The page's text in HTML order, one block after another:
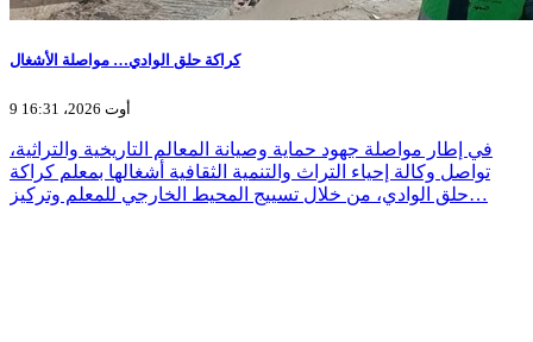
كراكة حلق الوادي… مواصلة الأشغال
9 أوت 2026، 16:31
في إطار مواصلة جهود حماية وصيانة المعالم التاريخية والتراثية،
تواصل وكالة إحياء التراث والتنمية الثقافية أشغالها بمعلم كراكة
حلق الوادي، من خلال تسييج المحيط الخارجي للمعلم وتركيز…